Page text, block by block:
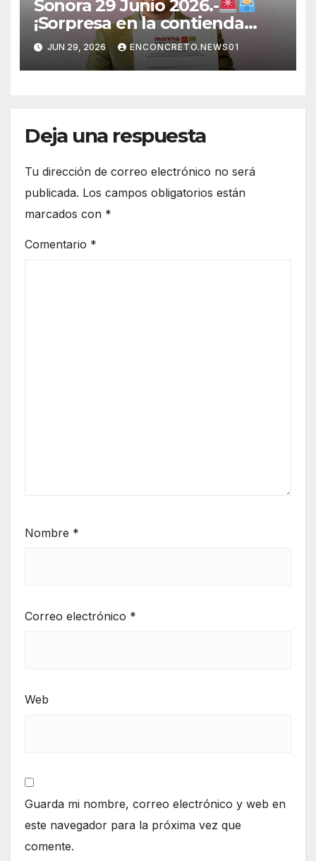
Sonora 29 Junio 2026.-
¡Sorpresa en la contienda
rumbo a 2027! Omar Del Valle
entra de última hora a la
carrera en Sonora
JUN 29, 2026 ENCONCRETO.NEWS01
Deja una respuesta
Tu dirección de correo electrónico no será
publicada. Los campos obligatorios están
marcados con *
Comentario *
Nombre *
Correo electrónico *
Web
Guarda mi nombre, correo electrónico y web en
este navegador para la próxima vez que
comente.